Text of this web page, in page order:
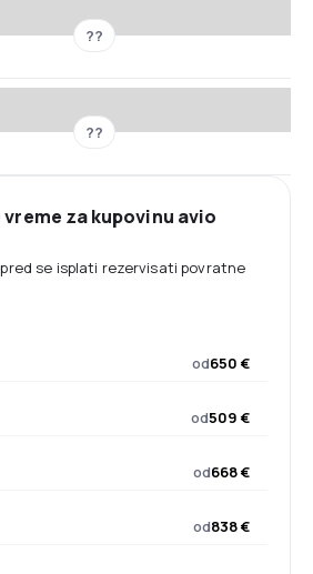
??
??
vreme za kupovinu avio
se isplati rezervisati povratne
od650 €
od509 €
od668 €
od838 €